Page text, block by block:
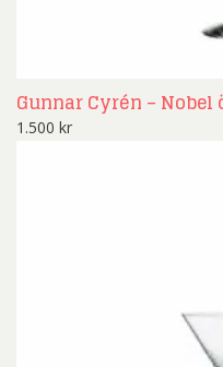
Gunnar Cyrén – Nobel
1.500 kr